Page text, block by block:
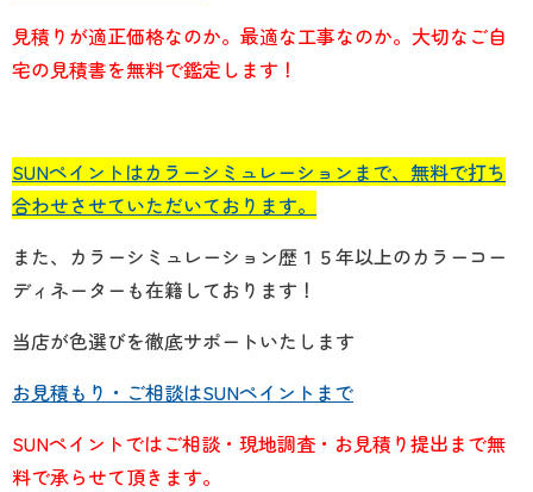
見積りが適正価格なのか。最適な工事なのか。大切なご自
宅の見積書を無料で鑑定します！
SUNペイントはカラーシミュレーションまで、無料で打ち
合わせさせていただいております。
また、 カラーシミュレーション歴１５年以上のカラーコー
ディネーターも在籍しております！
当店が色選びを徹底サポートいたします
お見積もり・ご相談はSUNペイントまで
SUNペイントではご相談・現地調査・お見積り提出まで無
料で承らせて頂きます。